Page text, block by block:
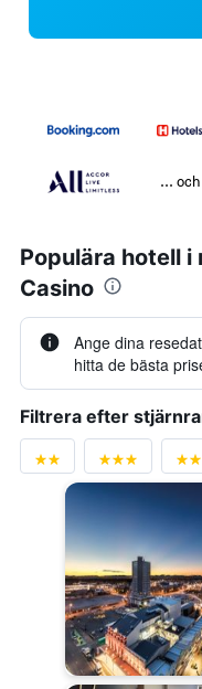
...
Populära hotell
Casino
Ange dina
hitta de bästa
Filtrera efter